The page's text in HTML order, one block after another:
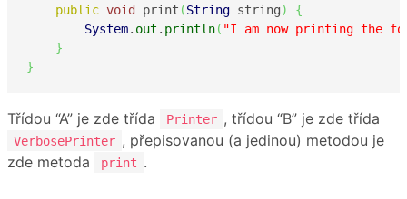
public void print (String string)
{
System. out . println( "I am now printing the
}
}
Třídou “A” je zde třída Printer , třídou “B” je zde třída
VerbosePrinter , přepisovanou (a jedinou) metodou je
zde metoda
print .